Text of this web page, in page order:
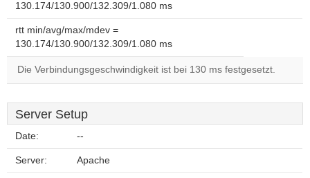
130.174/130.900/132.309/1.080 ms
rtt min/avg/max/mdev =
130.174/130.900/132.309/1.080 ms
Die Verbindungsgeschwindigkeit ist bei 130 ms festgesetzt.
Server Setup
Date: --
Server: Apache